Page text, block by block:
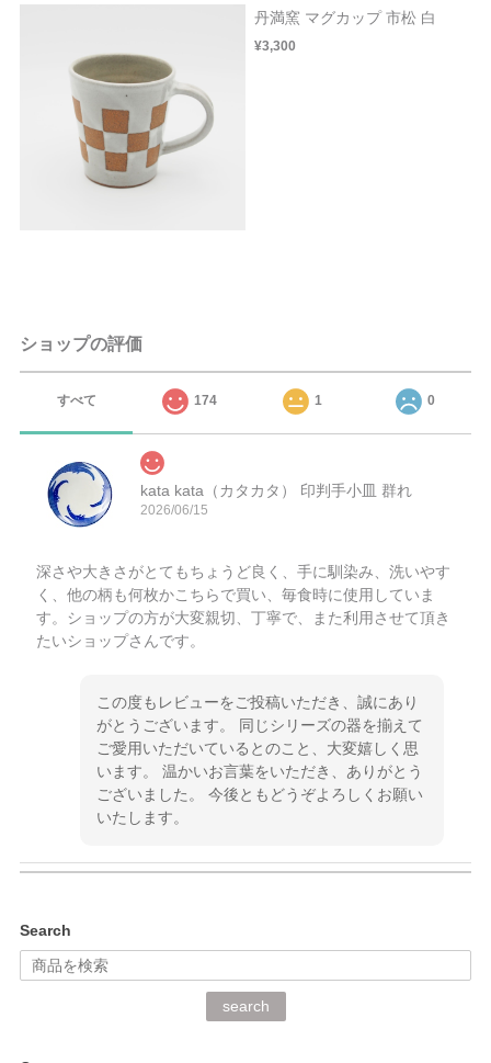
丹満窯 マグカップ 市松 白
¥3,300
ショップの評価
すべて 174 1 0
kata kata（カタカタ） 印判手小皿 群れ
2026/06/15
深さや大きさがとてもちょうど良く、手に馴染み、洗いやす
く、他の柄も何枚かこちらで買い、毎食時に使用していま
す。ショップの方が大変親切、丁寧で、また利用させて頂き
たいショップさんです。
この度もレビューをご投稿いただき、誠にあり
がとうございます。 同じシリーズの器を揃えて
ご愛用いただいているとのこと、大変嬉しく思
います。 温かいお言葉をいただき、ありがとう
ございました。 今後ともどうぞよろしくお願い
いたします。
深さや大きさがとてもちょうど良く、手に馴染み、洗いやす
く、他の柄も何枚かこちらで買い、毎食時に使用していま
Search
search